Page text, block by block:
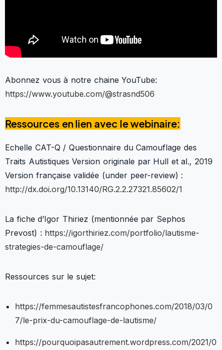
Abonnez vous à notre chaine YouTube:
https://www.youtube.com/@strasnd506
Ressources en lien avec le webinaire:
Echelle CAT-Q / Questionnaire du Camouflage des
Traits Autistiques Version originale par Hull et al., 2019
Version française validée (under peer-review) :
http://dx.doi.org/10.13140/RG.2.2.27321.85602/1
La fiche d’Igor Thiriez (mentionnée par Sephos
Prevost) : https://igorthiriez.com/portfolio/lautisme-
strategies-de-camouflage/
Ressources sur le sujet:
https://femmesautistesfrancophones.com/2018/03/0
7/le-prix-du-camouflage-de-lautisme/
https://pourquoipasautrement.wordpress.com/2021/0